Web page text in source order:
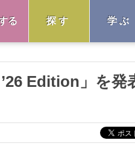
る 探す 学ぶ
Edition」を